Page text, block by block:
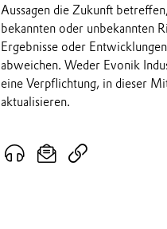
Aussagen die Zukunft
bekannten oder unbekannten
Ergebnisse oder
abweichen. Weder Evonik
eine Verpflichtung, in dieser
aktualisieren.